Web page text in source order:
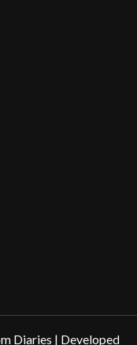
Diaries | Developed